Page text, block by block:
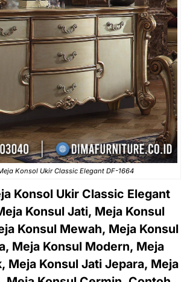
Konsol Ukir Classic Elegant DF-1664
Konsol Ukir Classic Elegant
Konsul Jati, Meja Konsul
Konsul Mewah, Meja Konsul
Meja Konsul Modern, Meja
Meja Konsul Jati Jepara, Meja